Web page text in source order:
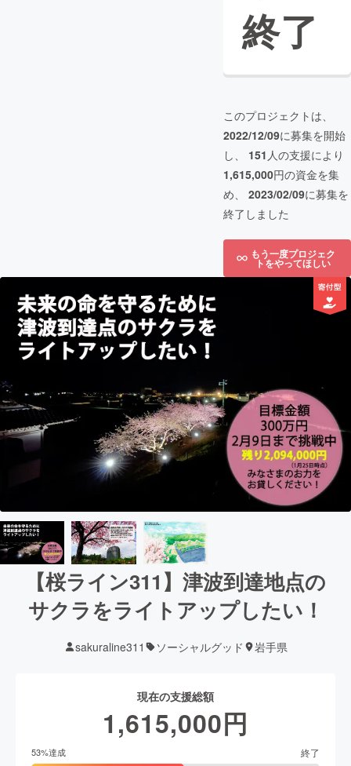
終了
このプロジェクトは、
2022/12/09に募集を開始
し、 151 人の支援により
1,615,000円の資金を集
め、 2023/02/09に募集を
終了しました
もう一度プロジェク
トをやってほしい
【桜ライン311】津波到達地点の
サクラをライトアップしたい！
sakuraline311 ソーシャルグッド 岩手県
現在の支援総額
1,615,000円
53%達成 終了